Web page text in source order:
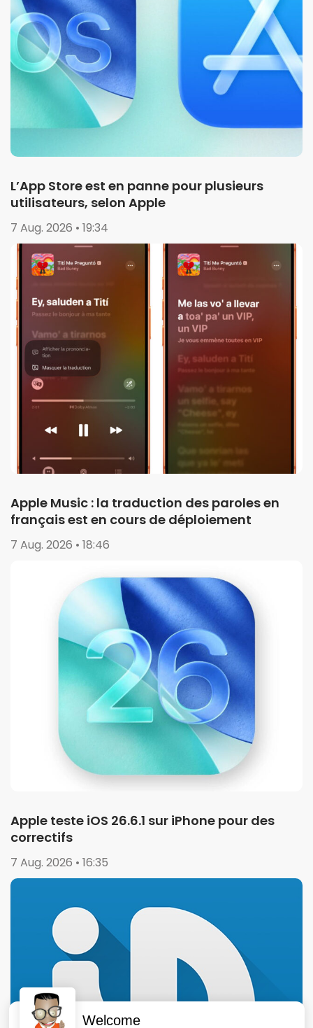
L’App Store est en panne pour plusieurs
utilisateurs, selon Apple
7 Aug. 2026 • 19:34
Apple Music : la traduction des paroles en
français est en cours de déploiement
7 Aug. 2026 • 18:46
Apple teste iOS 26.6.1 sur iPhone pour des
correctifs
7 Aug. 2026 • 16:35
Welcome